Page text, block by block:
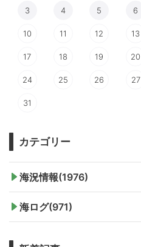
3 4 5 6
10 11 12 13
17 18 19 20
24 25 26 27
31
カテゴリー
海況情報(1976)
海ログ(971)